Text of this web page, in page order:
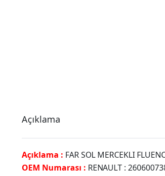
Açıklama
Açıklama : FAR SOL MERCEKLI
OEM Numarası : RENAULT :